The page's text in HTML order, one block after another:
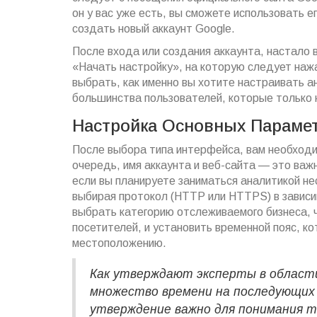
он у вас уже есть, вы сможете использовать
создать новый аккаунт Google.
После входа или создания аккаунта,
«Начать настройку», на которую следует
выбрать, как именно вы хотите настраивать
большинства пользователей, которые
Настройка Основных
После выбора типа интерфейса, вам
очередь, имя аккаунта и веб-сайта — это
если вы планируете заниматься аналитикой
выбирая протокол (HTTP или HTTPS) в
выбрать категорию отслеживаемого
посетителей, и установить временной пояс,
местоположению.
Как утверждают эксперты в
множество времени на
утверждение важно для понимания